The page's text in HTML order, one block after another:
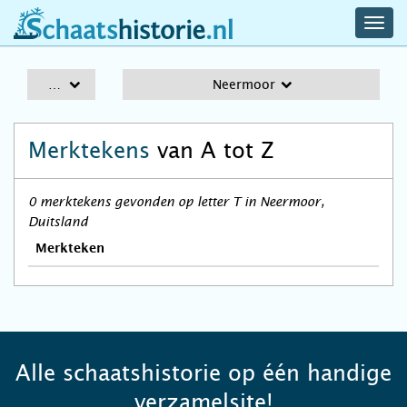
schaatshistorie.nl
Neermoor
Merktekens van A tot Z
0 merktekens gevonden op letter T in Neermoor,
Duitsland
Merkteken
Alle schaatshistorie op één handige